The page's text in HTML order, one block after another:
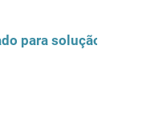
para solução para